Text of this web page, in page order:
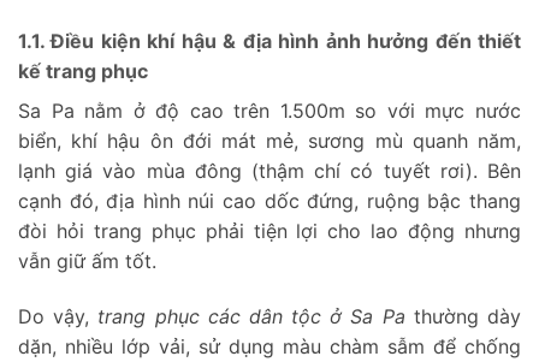
1.1. Điều kiện khí hậu & địa hình ảnh hưởng đến thiết
kế trang phục
Sa Pa nằm ở độ cao trên 1.500m so với mực nước
biển, khí hậu ôn đới mát mẻ, sương mù quanh năm,
lạnh giá vào mùa đông (thậm chí có tuyết rơi). Bên
cạnh đó, địa hình núi cao dốc đứng, ruộng bậc thang
đòi hỏi trang phục phải tiện lợi cho lao động nhưng
vẫn giữ ấm tốt.
Do vậy, trang phục các dân tộc ở Sa Pa thường dày
dặn, nhiều lớp vải, sử dụng màu chàm sẫm để chống